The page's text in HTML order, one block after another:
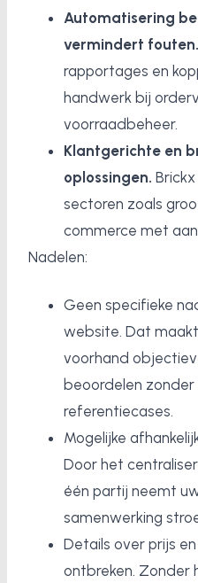
Automatisering
vermindert fouten.
rapportages en
handwerk bij
voorraadbeheer.
Klantgerichte en
oplossingen.
sectoren zoals
commerce met
Nadelen:
Geen specifieke
website. Dat
voorhand
beoordelen
referentiecases.
Mogelijke
Door het
één partij neemt
samenwerking
Details over prijs
ontbreken. Zonder